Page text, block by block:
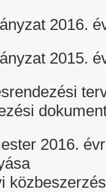
2016.
2015.
2016.